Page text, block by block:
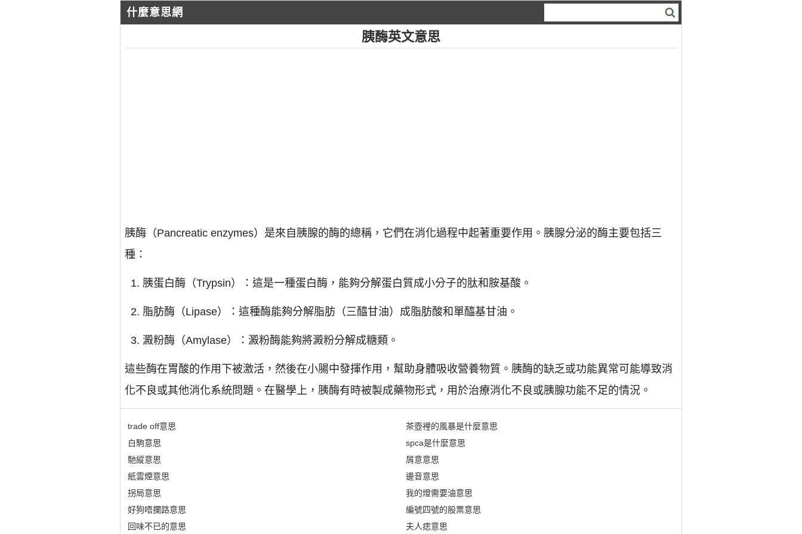
什麼意思網
胰酶英文意思
胰酶（Pancreatic enzymes）是來自胰腺的酶的總稱，它們在消化過程中起著重要作用。胰腺分泌的酶主要包括三
種：
胰蛋白酶（Trypsin）：這是一種蛋白酶，能夠分解蛋白質成小分子的肽和胺基酸。
脂肪酶（Lipase）：這種酶能夠分解脂肪（三醯甘油）成脂肪酸和單醯基甘油。
澱粉酶（Amylase）：澱粉酶能夠將澱粉分解成糖類。
這些酶在胃酸的作用下被激活，然後在小腸中發揮作用，幫助身體吸收營養物質。胰酶的缺乏或功能異常可能導致消
化不良或其他消化系統問題。在醫學上，胰酶有時被製成藥物形式，用於治療消化不良或胰腺功能不足的情況。
trade off意思
白駒意思
馳縱意思
紙雲煙意思
拐局意思
好狗唔攔路意思
回味不已的意思
茶壺裡的風暴是什麼意思
spca是什麼意思
屑意意思
邊音意思
我的燈需要油意思
編號四號的股票意思
夫人痣意思